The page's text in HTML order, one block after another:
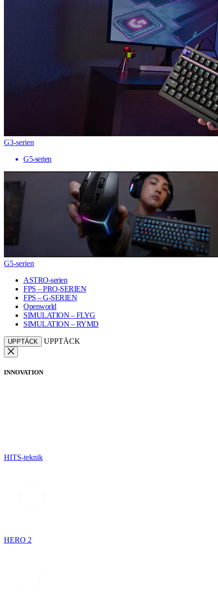
G3-serien
G5-serien
G5-serien
ASTRO-serien
FPS – PRO-SERIEN
FPS – G-SERIEN
Openworld
SIMULATION – FLYG
SIMULATION – RYMD
UPPTÄCK UPPTÄCK
INNOVATION
HITS-teknik
HERO 2